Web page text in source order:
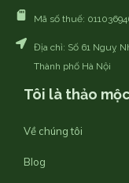
Mã số thuế:
Địa chỉ: Số 61 Nguỵ
Thành phố Hà Nội
Tôi là thảo mộc
Về chúng tôi
Blog